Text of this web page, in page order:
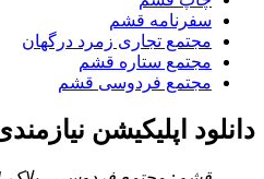
سفرنامه قشم
مجتمع تجاری زمرد درگهان
مجتمع ستاره قشم
مجتمع فردوسی قشم
دانلود اپلیکیشن